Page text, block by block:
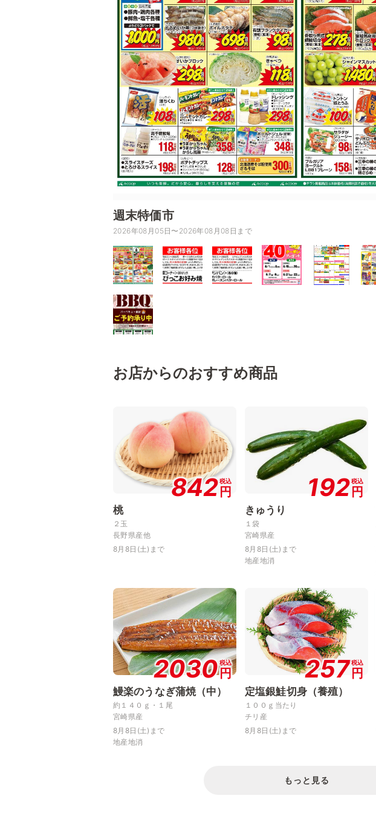
週末特価市
2026年08月05日〜2026年08月08日まで
お店からのおすすめ商品
842税込
円
桃
２玉
長野県産他
8月8日(土)まで
192税込
円
きゅうり
１袋
宮崎県産
8月8日(土)まで
地産地消
2030税込
円
鰻楽のうなぎ蒲焼（中）
約１４０ｇ・１尾
宮崎県産
8月8日(土)まで
地産地消
257税込
円
定塩銀鮭切身（養殖）
１００ｇ当たり
チリ産
8月8日(土)まで
もっと見る